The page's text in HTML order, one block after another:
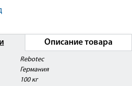
Описание товара
Rebotec
Германия
100 кг
Данное изделие поставляется с
Удостоверением Росздравнадзора